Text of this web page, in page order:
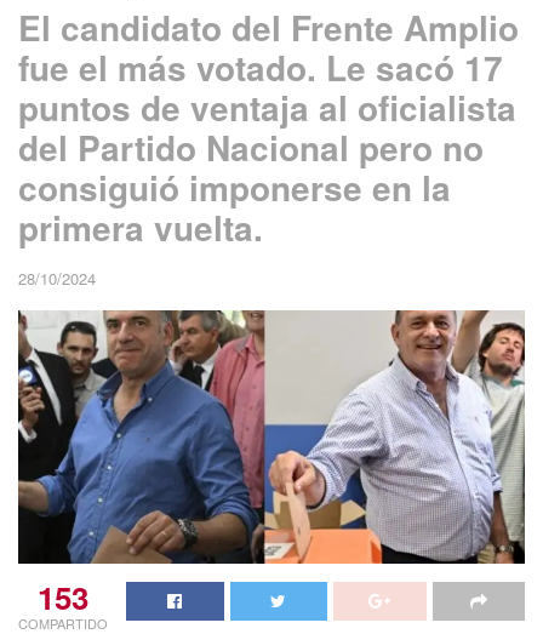
El candidato del Frente Amplio
fue el más votado. Le sacó 17
puntos de ventaja al oficialista
del Partido Nacional pero no
consiguió imponerse en la
primera vuelta.
28/10/2024
153
COMPARTIDO